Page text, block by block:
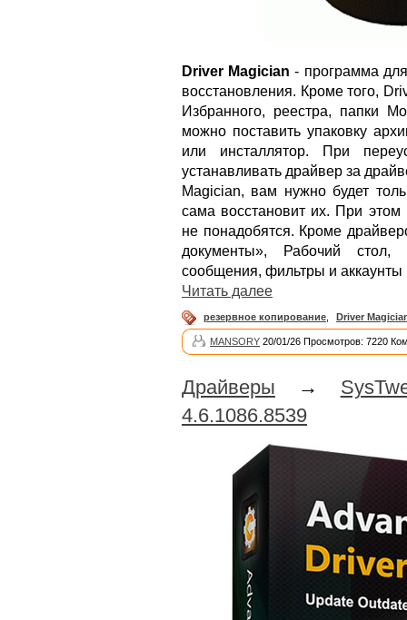
Driver Magician - программа
восстановления. Кроме того,
Избранного, реестра, папки
можно поставить упаковку
или инсталлятор. При
устанавливать драйвер за
Magician, вам нужно будет
сама восстановит их. При этом
не понадобятся. Кроме
документы», Рабочий стол,
сообщения, фильтры и аккаунты
Читать далее
резервное копирование Driver
MANSORY 20/01/26 Просмотров: 7220
Драйверы →
4.6.1086.8539